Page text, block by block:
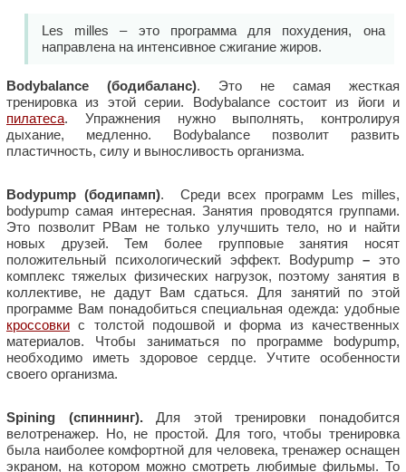
Les milles – это программа для похудения, она
направлена на интенсивное сжигание жиров.
Bodybalance (бодибаланс). Это не самая жесткая
тренировка из этой серии. Bodybalance состоит из йоги и
пилатеса. Упражнения нужно выполнять, контролируя
дыхание, медленно. Bodybalance позволит развить
пластичность, силу и выносливость организма.
Bodypump (бодипамп). Среди всех программ Les milles,
bodypump самая интересная. Занятия проводятся группами.
Это позволит PВам не только улучшить тело, но и найти
новых друзей. Тем более групповые занятия носят
положительный психологический эффект. Bodypump –это
комплекс тяжелых физических нагрузок, поэтому занятия в
коллективе, не дадут Вам сдаться. Для занятий по этой
программе Вам понадобиться специальная одежда: удобные
кроссовки с толстой подошвой и форма из качественных
материалов. Чтобы заниматься по программе bodypump,
необходимо иметь здоровое сердце. Учтите особенности
своего организма.
Spining (спиннинг).Для этой тренировки понадобится
велотренажер. Но, не простой. Для того, чтобы тренировка
была наиболее комфортной для человека, тренажер оснащен
экраном, на котором можно смотреть любимые фильмы. То